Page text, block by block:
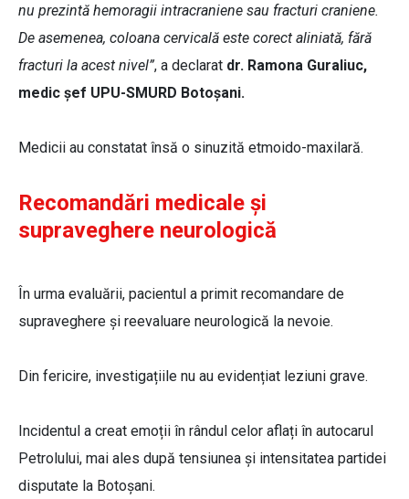
nu prezintă hemoragii intracraniene sau fracturi craniene.
De asemenea, coloana cervicală este corect aliniată, fără
fracturi la acest nivel”, a declarat dr. Ramona Guraliuc,
medic șef UPU-SMURD Botoșani.
Medicii au constatat însă o sinuzită etmoido-maxilară.
Recomandări medicale și
supraveghere neurologică
În urma evaluării, pacientul a primit recomandare de
supraveghere și reevaluare neurologică la nevoie.
Din fericire, investigațiile nu au evidențiat leziuni grave.
Incidentul a creat emoții în rândul celor aflați în autocarul
Petrolului, mai ales după tensiunea și intensitatea partidei
disputate la Botoșani.